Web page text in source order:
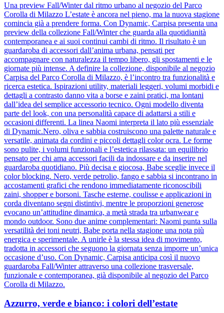
Una preview Fall/Winter dal ritmo urbano al negozio del Parco
Corolla di Milazzo L’estate è ancora nel pieno, ma la nuova stagione
comincia già a prendere forma. Con Dynamic, Carpisa presenta una
preview della collezione Fall/Winter che guarda alla quotidianità
contemporanea e ai suoi continui cambi di ritmo. Il risultato è un
guardaroba di accessori dall’anima urbana, pensati per
accompagnare con naturalezza il tempo libero, gli spostamenti e le
giornate più intense. A definire la collezione, disponibile al negozio
Carpisa del Parco Corolla di Milazzo, è l’incontro tra funzionalità e
ricerca estetica. Ispirazioni utility, materiali leggeri, volumi morbidi e
dettagli a contrasto danno vita a borse e zaini pratici, ma lontani
dall’idea del semplice accessorio tecnico. Ogni modello diventa
parte del look, con una personalità capace di adattarsi a stili e
occasioni differenti. La linea Naomi interpreta il lato più essenziale
di Dynamic.Nero, oliva e sabbia costruiscono una palette naturale e
versatile, animata da cordini e piccoli dettagli color ocra. Le forme
sono pulite, i volumi funzionali e l’estetica rilassata: un equilibrio
pensato per chi ama accessori facili da indossare e da inserire nel
guardaroba quotidiano. Più decisa e giocosa, Babe sceglie invece il
color blocking. Nero, verde petrolio, fango e sabbia si incontrano in
accostamenti grafici che rendono immediatamente riconoscibili
zaini, shopper e borsoni. Tasche esterne, coulisse e applicazioni in
corda diventano segni distintivi, mentre le proporzioni generose
evocano un’attitudine dinamica, a metà strada tra urbanwear e
mondo outdoor. Sono due anime complementari: Naomi punta sulla
versatilità dei toni neutri, Babe porta nella stagione una nota più
energica e sperimentale. A unirle è la stessa idea di movimento,
tradotta in accessori che seguono la giornata senza imporre un’unica
occasione d’uso. Con Dynamic, Carpisa anticipa così il nuovo
guardaroba Fall/Winter attraverso una collezione trasversale,
funzionale e contemporanea, già disponibile al negozio del Parco
Corolla di Milazzo.
Azzurro, verde e bianco: i colori dell’estate